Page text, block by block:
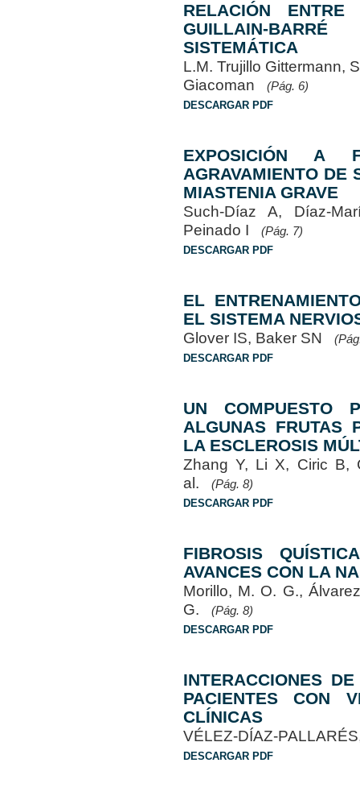
RELACIÓN
GUILLAIN-
SISTEMÁTICA
L.M. Trujillo Gittermann,
Giacoman
(Pág. 6)
DESCARGAR PDF
EXPOSICIÓN A
AGRAVAMIENTO DE
MIASTENIA GRAVE
Such-Díaz A, Díaz-
Peinado I
(Pág. 7)
DESCARGAR PDF
EL
EL SISTEMA
Glover IS, Baker SN
DESCARGAR PDF
UN COMPUESTO
ALGUNAS FRUTAS
LA ESCLEROSIS
Zhang Y, Li X, Ciric B,
al.
(Pág. 8)
DESCARGAR PDF
FIBROSIS
AVANCES CON LA
Morillo, M. O. G.,
G.
(Pág. 8)
DESCARGAR PDF
INTERACCIONES
PACIENTES CON
CLÍNICAS
VÉLEZ-DÍAZ-
DESCARGAR PDF